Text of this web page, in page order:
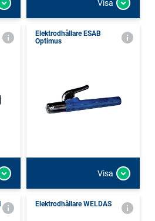
Visa
Elektrodhållare ESAB
Optimus
Visa
Elektrodhållare WELDAS